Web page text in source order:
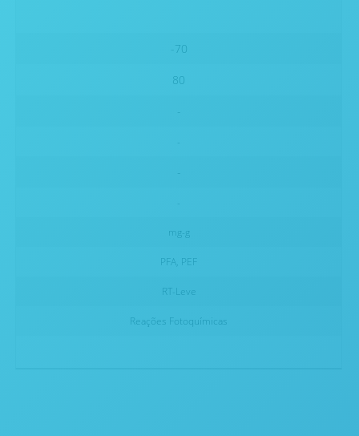
-70
80
mg-g
PFA, PEF
RT-Leve
Reações Fotoquímicas